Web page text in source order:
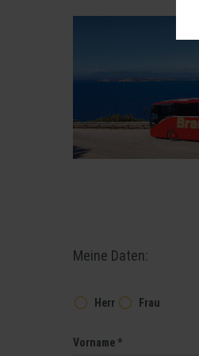
Meine Daten:
Herr Frau
Vorname *